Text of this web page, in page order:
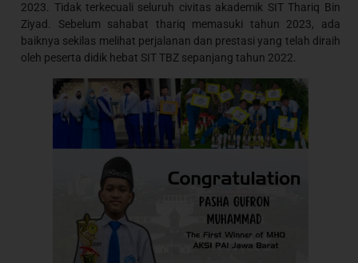
2023. Tidak terkecuali seluruh civitas akademik SIT Thariq Bin
Ziyad. Sebelum sahabat thariq memasuki tahun 2023, ada
baiknya sekilas melihat perjalanan dan prestasi yang telah diraih
oleh peserta didik hebat SIT TBZ sepanjang tahun 2022.